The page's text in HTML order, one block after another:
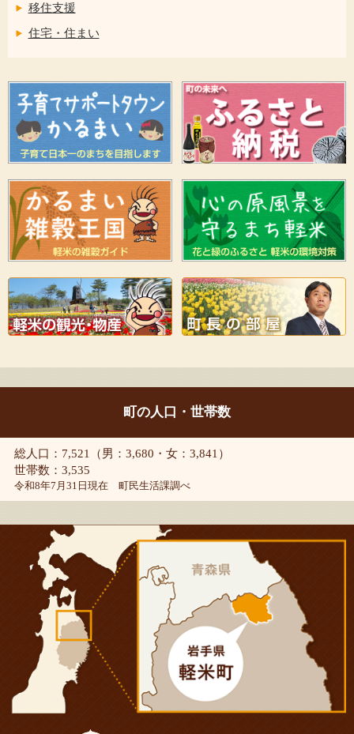
移住支援
住宅・住まい
町の人口・世帯数
総人口：7,521（男：3,680・女：3,841）
世帯数：3,535
令和8年7月31日現在 町民生活課調べ